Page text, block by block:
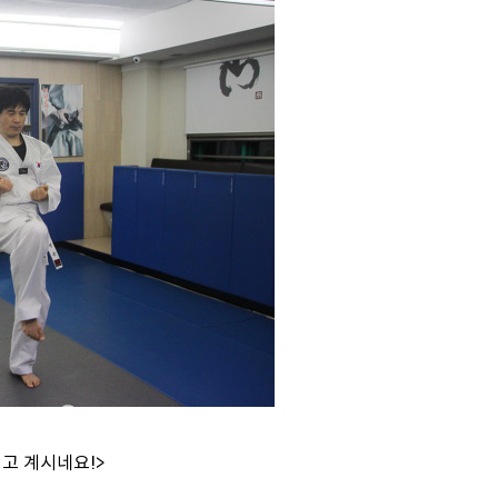
계시네요!>